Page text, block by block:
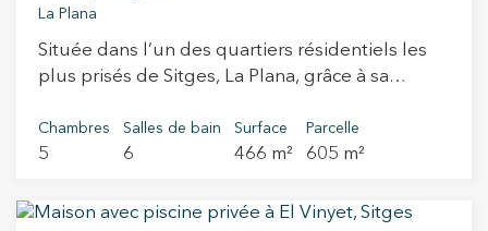
La Plana
Située dans l’un des quartiers résidentiels les
plus prisés de Sitges, La Plana, grâce à sa
cette propriété exceptionnelle offre une parfaite
combinaison de design, de confort et de qualité
sur un terrain de 605 m² et se distingue par son
Chambres
5
Salles de bain
6
Surface
466 m²
Parcelle
605 m²